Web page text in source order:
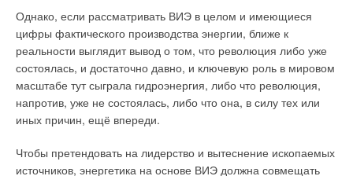
Однако, если рассматривать ВИЭ в целом и имеющиеся
цифры фактического производства энергии, ближе к
реальности выглядит вывод о том, что революция либо уже
состоялась, и достаточно давно, и ключевую роль в мировом
масштабе тут сыграла гидроэнергия, либо что революция,
напротив, уже не состоялась, либо что она, в силу тех или
иных причин, ещё впереди.
Чтобы претендовать на лидерство и вытеснение ископаемых
источников, энергетика на основе ВИЭ должна совмещать
Уведомления отключены
В этой теме еще нет комментариев